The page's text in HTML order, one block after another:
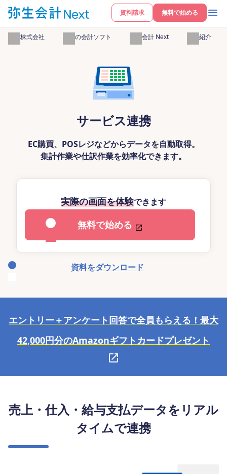
無料で始める
資料請求
弥生株式会社 弥生の会計ソフト 弥生会計 Next 機能紹介
サービス連携
EC購買、POSレジなどからデータを自動取得。
集計作業や仕訳作業を効率化できます。
実際の画面を体験できます
無料で始める
資料をダウンロード
エントリー＋アンケート回答で全員もらえる！最大
42,000円分のAmazonギフトカードプレゼント
売上・仕入・給与支払データをリアル
タイムで連携